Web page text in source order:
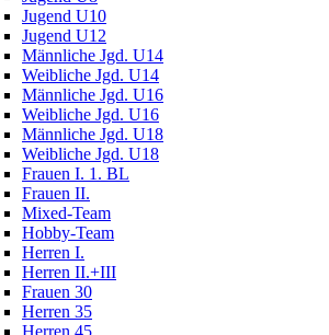
Jugend U10
Jugend U12
Männliche Jgd. U14
Weibliche Jgd. U14
Männliche Jgd. U16
Weibliche Jgd. U16
Männliche Jgd. U18
Weibliche Jgd. U18
Frauen I. 1. BL
Frauen II.
Mixed-Team
Hobby-Team
Herren I.
Herren II.+III
Frauen 30
Herren 35
Herren 45